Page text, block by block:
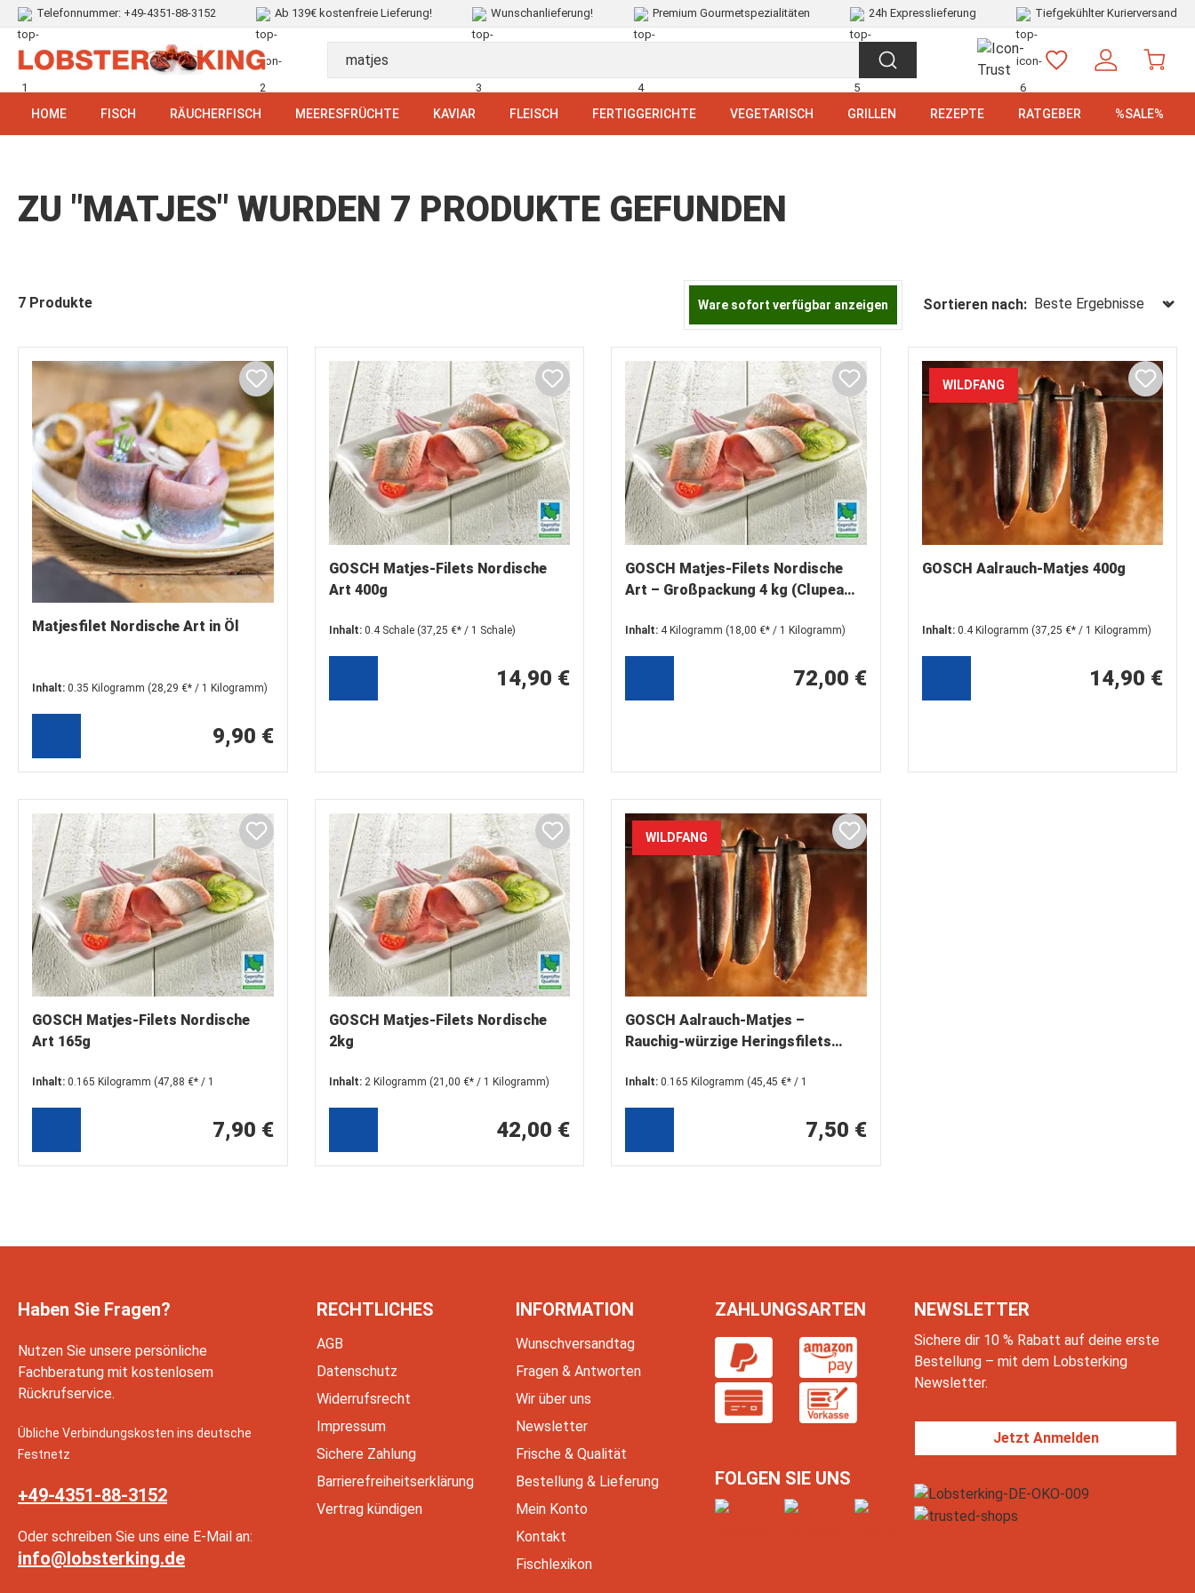
Telefonnummer: +49-4351-88-3152 Ab 139€ kostenfreie Lieferung! Wunschanlieferung! Premium Gourmetspezialitäten 24h Expresslieferung Tiefgekühlter Kurierversand
HOME FISCH RÄUCHERFISCH MEERESFRÜCHTE KAVIAR FLEISCH FERTIGGERICHTE VEGETARISCH GRILLEN REZEPTE RATGEBER %SALE%
ZU "MATJES" WURDEN 7 PRODUKTE GEFUNDEN
7 Produkte Ware sofort verfügbar anzeigen Sortieren nach:
Matjesfilet Nordische Art in Öl
Inhalt: 0.35 Kilogramm (28,29 €* / 1 Kilogramm)
9,90 €
GOSCH Matjes-Filets Nordische
Art 400g
Inhalt: 0.4 Schale (37,25 €* / 1 Schale)
14,90 €
GOSCH Matjes-Filets Nordische
Art – Großpackung 4 kg (Clupea
Inhalt: 4 Kilogramm (18,00 €* / 1 Kilogramm)
72,00 €
WILDFANG
GOSCH Aalrauch-Matjes 400g
Inhalt: 0.4 Kilogramm (37,25 €* / 1 Kilogramm)
14,90 €
GOSCH Matjes-Filets Nordische
Art 165g
Inhalt: 0.165 Kilogramm (47,88 €* / 1
7,90 €
GOSCH Matjes-Filets Nordische
2kg
Inhalt: 2 Kilogramm (21,00 €* / 1 Kilogramm)
42,00 €
WILDFANG
GOSCH Aalrauch-Matjes –
Rauchig-würzige Heringsfilets
Inhalt: 0.165 Kilogramm (45,45 €* / 1
7,50 €
Haben Sie Fragen?
Nutzen Sie unsere persönliche
Fachberatung mit kostenlosem
Rückrufservice.
Übliche Verbindungskosten ins deutsche
Festnetz
+49-4351-88-3152
Oder schreiben Sie uns eine E-Mail an:
info@lobsterking.de
RECHTLICHES
AGB
Datenschutz
Widerrufsrecht
Impressum
Sichere Zahlung
Barrierefreiheitserklärung
Vertrag kündigen
INFORMATION
Wunschversandtag
Fragen & Antworten
Wir über uns
Newsletter
Frische & Qualität
Bestellung & Lieferung
Mein Konto
Kontakt
Fischlexikon
ZAHLUNGSARTEN
FOLGEN SIE UNS
NEWSLETTER
Sichere dir 10 % Rabatt auf deine erste
Bestellung – mit dem Lobsterking
Newsletter.
Jetzt Anmelden